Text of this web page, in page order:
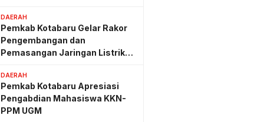
DAERAH
Pemkab Kotabaru Gelar Rakor
Pengembangan dan
Pemasangan Jaringan Listrik
DAERAH
Pemkab Kotabaru Apresiasi
Pengabdian Mahasiswa KKN-
PPM UGM